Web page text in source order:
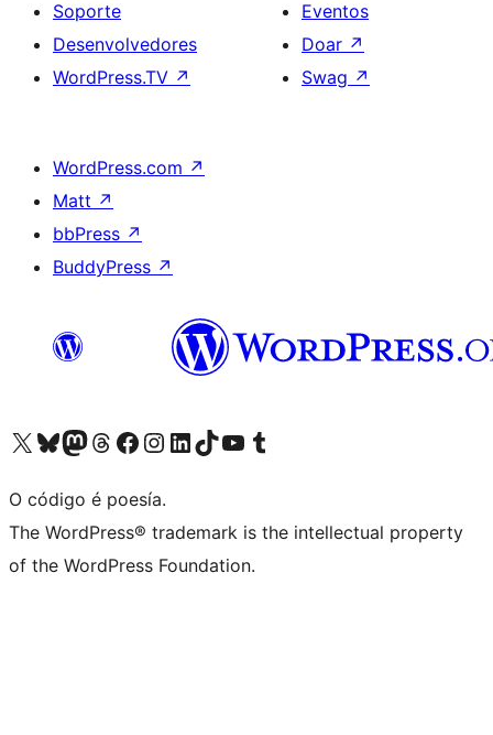
Soporte
Desenvolvedores
WordPress.TV ↗
Eventos
Doar ↗
Swag ↗
WordPress.com ↗
Matt ↗
bbPress ↗
BuddyPress ↗
Visita la cuenta de X (anteriormente Twitter)
Visita a nosa conta de Bluesky
Visita a nosa conta de Mastodon
Visita a nosa conta de Threads
Visita a nosa páxina de Facebook
Visita a nosa conta de Instagram
Visita a nosa conta de LinkedIn
Visita a nosa conta de TikTok
Visita a nosa canle de YouTube
Visita a nosa conta de Tumblr
O código é poesía.
The WordPress® trademark is the intellectual property
of the WordPress Foundation.